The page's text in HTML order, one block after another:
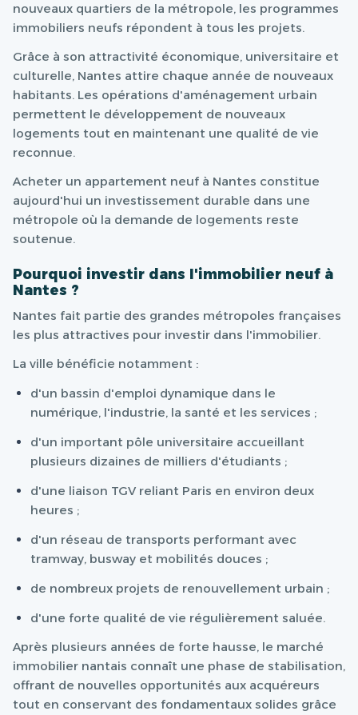
nouveaux quartiers de la métropole, les programmes
immobiliers neufs répondent à tous les projets.
Grâce à son attractivité économique, universitaire et
culturelle, Nantes attire chaque année de nouveaux
habitants. Les opérations d'aménagement urbain
permettent le développement de nouveaux
logements tout en maintenant une qualité de vie
reconnue.
Acheter un appartement neuf à Nantes constitue
aujourd'hui un investissement durable dans une
métropole où la demande de logements reste
soutenue.
Pourquoi investir dans l'immobilier neuf à
Nantes ?
Nantes fait partie des grandes métropoles françaises
les plus attractives pour investir dans l'immobilier.
La ville bénéficie notamment :
d'un bassin d'emploi dynamique dans le
numérique, l'industrie, la santé et les services ;
d'un important pôle universitaire accueillant
plusieurs dizaines de milliers d'étudiants ;
d'une liaison TGV reliant Paris en environ deux
heures ;
d'un réseau de transports performant avec
tramway, busway et mobilités douces ;
de nombreux projets de renouvellement urbain ;
d'une forte qualité de vie régulièrement saluée.
Après plusieurs années de forte hausse, le marché
immobilier nantais connaît une phase de stabilisation,
offrant de nouvelles opportunités aux acquéreurs
tout en conservant des fondamentaux solides grâce